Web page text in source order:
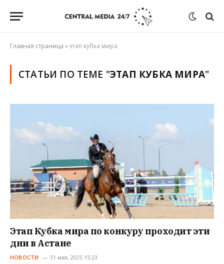
Главная страница »этап кубка мира
СТАТЬИ ПО ТЕМЕ "ЭТАП КУБКА МИРА"
Этап Кубка мира по конкуру проходит эти
дни в Астане
НОВОСТИ 31 мая, 2025 15:23